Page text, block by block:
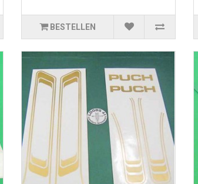
BESTELLEN